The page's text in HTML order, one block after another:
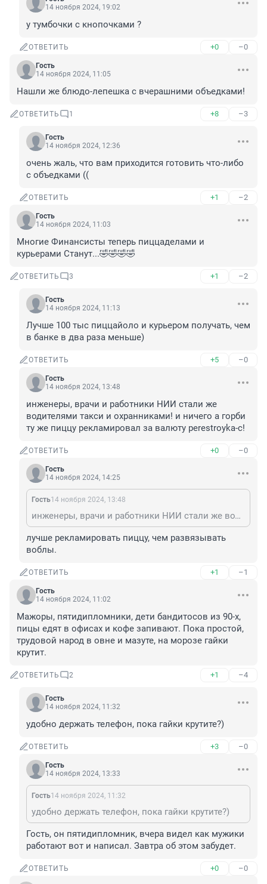
14 ноября 2024, 19:02
у тумбочки с кнопочками ?
ОТВЕТИТЬ +0 –0
Гость
14 ноября 2024, 11:05
Нашли же блюдо-лепешка с вчерашними объедками!
ОТВЕТИТЬ 1 +8 –3
Гость
14 ноября 2024, 12:36
очень жаль, что вам приходится готовить что-либо
с объедками ((
ОТВЕТИТЬ +1 –2
Гость
14 ноября 2024, 11:03
Многие Финансисты теперь пиццаделами и
курьерами Станут...🤣🤣🤣🤣
ОТВЕТИТЬ 3 +1 –2
Гость
14 ноября 2024, 11:13
Лучше 100 тыс пиццайоло и курьером получать, чем
в банке в два раза меньше)
ОТВЕТИТЬ +5 –0
Гость
14 ноября 2024, 13:48
инженеры, врачи и работники НИИ стали же
водителями такси и охранниками! и ничего а горби
ту же пиццу рекламировал за валюту perestroyka-с!
ОТВЕТИТЬ +0 –0
Гость
14 ноября 2024, 14:25
Гость14 ноября 2024, 13:48
инженеры, врачи и работники НИИ стали же водителями такси и охранниками! и ничего а горби ту же пиццу рекламировал за валюту perestroyka-с!
лучше рекламировать пиццу, чем развязывать
воблы.
ОТВЕТИТЬ +1 –1
Гость
14 ноября 2024, 11:02
Мажоры, пятидипломники, дети бандитосов из 90-х,
пицы едят в офисах и кофе запивают. Пока простой,
трудовой народ в овне и мазуте, на морозе гайки
крутит.
ОТВЕТИТЬ 2 +1 –4
Гость
14 ноября 2024, 11:32
удобно держать телефон, пока гайки крутите?)
ОТВЕТИТЬ +3 –0
Гость
14 ноября 2024, 13:33
Гость14 ноября 2024, 11:32
удобно держать телефон, пока гайки крутите?)
Гость, он пятидипломник, вчера видел как мужики
работают вот и написал. Завтра об этом забудет.
ОТВЕТИТЬ +0 –0